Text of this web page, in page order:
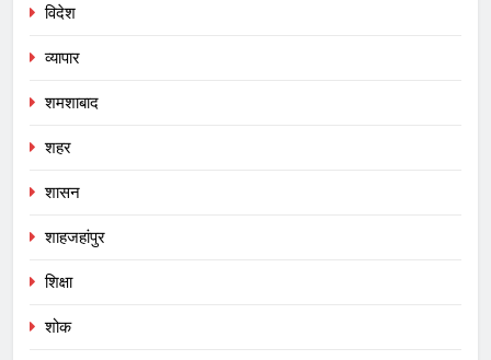
विदेश
व्यापार
शमशाबाद
शहर
शासन
शाहजहांपुर
शिक्षा
शोक